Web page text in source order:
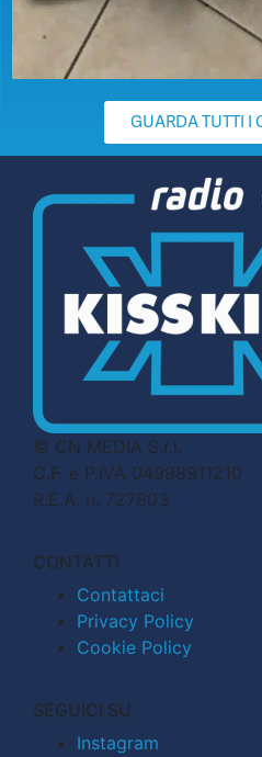
GUARDA TUTTI I
© CN MEDIA S.r.l.
C.F. e P.IVA 04998911210
R.E.A. n. 727803
CONTATTI
Contattaci
Privacy Policy
Cookie Policy
SEGUICI SU
Instagram